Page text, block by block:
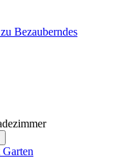
Bezauberndes